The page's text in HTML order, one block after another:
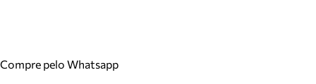
Compre pelo Whatsapp